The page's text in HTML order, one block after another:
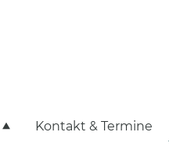
Kontakt & Termine